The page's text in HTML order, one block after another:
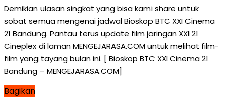
Demikian ulasan singkat yang bisa kami share untuk
sobat semua mengenai jadwal Bioskop BTC XXI Cinema
21 Bandung. Pantau terus update film jaringan XXI 21
Cineplex di laman MENGEJARASA.COM untuk melihat film-
film yang tayang bulan ini. [ Bioskop BTC XXI Cinema 21
Bandung – MENGEJARASA.COM]
Bagikan